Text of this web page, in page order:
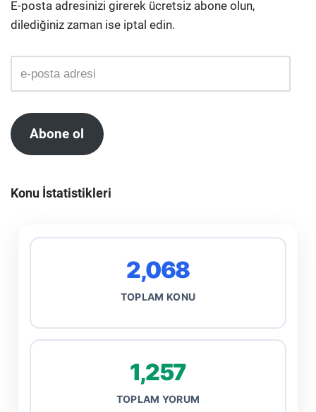
E-posta adresinizi girerek ücretsiz abone olun,
dilediğiniz zaman ise iptal edin.
Abone ol
Konu İstatistikleri
2,068
TOPLAM KONU
1,257
TOPLAM YORUM